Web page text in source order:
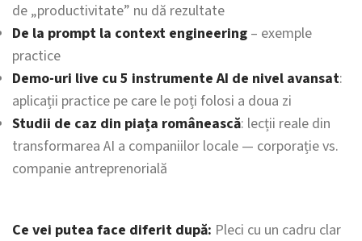
de „productivitate” nu dă rezultate
De la prompt la context engineering – exemple
practice
Demo-uri live cu 5 instrumente AI de nivel avansat:
aplicații practice pe care le poți folosi a doua zi
Studii de caz din piața românească: lecții reale din
transformarea AI a companiilor locale — corporație vs.
companie antreprenorială
Ce vei putea face diferit după: Pleci cu un cadru clar